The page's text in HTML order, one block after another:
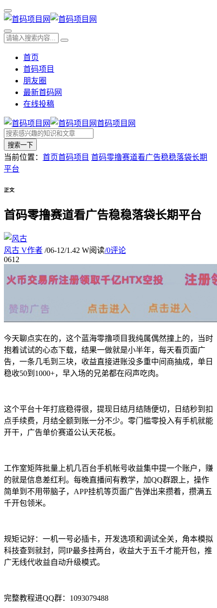
首页
首码项目
朋友圈
最新首码网
在线投稿
首码项目网
搜索一下
当前位置： 首页首码项目 首码零撸赛道看广告稳稳落袋长期
平台
正文
首码零撸赛道看广告稳稳落袋长期平台
风古 V作者 /06-12/1.42 W阅读/0评论
0612
今天聊点实在的，这个蓝海零撸项目我纯属偶然撞上的，当时
抱着试试的心态下载，结果一做就是小半年，每天看页面广
告，一条几毛到三块，收益直接进账没多重中间商抽成，单日
稳收50到1000+，早入场的兄弟都在闷声吃肉。
这个平台十年打底稳得很，提现日结月结随便切，日结秒到扣
点手续费，月结全额到账一分不少。零门槛零投入有手机就能
开干，广告单价赛道公认天花板。
工作室矩阵批量上机几百台手机帐号收益集中提一个账户，赚
的就是信息差红利。每晚直播间有教学，加QQ群跟上，操作
简单到不用带脑子，APP挂机等页面广告弹出来攒着，攒满五
千开包领米。
规矩记好：一机一号必插卡，开发选项和调试全关，角本模拟
科技查到就封，同IP最多挂两台，收益大于五千才能开包，推
广无线代收益自动升级模式。
完整教程进QQ群：1093079488